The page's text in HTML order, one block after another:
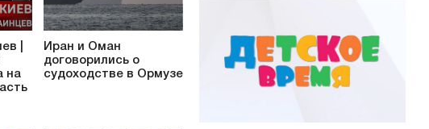
|
на
Иран и Оман
договорились о
судоходстве в Ормузе